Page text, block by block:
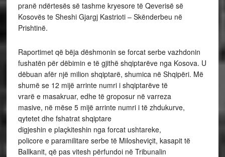
pranë ndërtesës së tashme kryesore të Qeverisë së
Kosovës te Sheshi Gjargj Kastrioti – Skënderbeu në
Prishtinë.
Raportimet që bëja dëshmonin se forcat serbe vazhdonin
fushatën për dëbimin e të gjithë shqiptarëve nga Kosova. U
dëbuan afër një milion shqiptarë, shumica në Shqipëri. Më
shumë se 12 mijë arrinte numri i shqiptarëve të
vrarë e masakruar, edhe të groposur në varreza
masive, në mëse 5 mijë arrinte numri i të zhdukurve,
qytetet dhe fshatrat shqiptare
digjeshin e plaçkiteshin nga forcat ushtareke,
policore e paramilitare serbe të Milosheviçit, kasapit të
Ballkanit, që pas vitesh përfundoi në Tribunalin